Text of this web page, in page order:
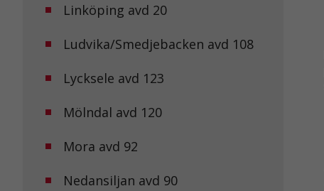
Linköping avd 20
Ludvika/Smedjebacken avd 108
Lycksele avd 123
Mölndal avd 120
Mora avd 92
Nedansiljan avd 90